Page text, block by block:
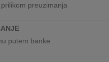
preuzimanja
putem banke